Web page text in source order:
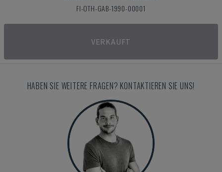
FI-OTH-GAB-1990-00001
VERKAUFT
HABEN SIE WEITERE FRAGEN? KONTAKTIEREN SIE UNS!